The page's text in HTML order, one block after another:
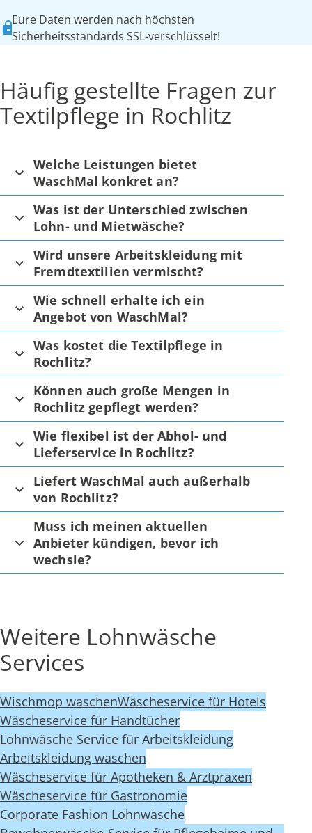
Eure Daten werden nach höchsten
Sicherheitsstandards SSL-verschlüsselt!
Häufig gestellte Fragen zur
Textilpflege in Rochlitz
Welche Leistungen bietet
WaschMal konkret an?
Was ist der Unterschied zwischen
Lohn- und Mietwäsche?
Wird unsere Arbeitskleidung mit
Fremdtextilien vermischt?
Wie schnell erhalte ich ein
Angebot von WaschMal?
Was kostet die Textilpflege in
Rochlitz?
Können auch große Mengen in
Rochlitz gepflegt werden?
Wie flexibel ist der Abhol- und
Lieferservice in Rochlitz?
Liefert WaschMal auch außerhalb
von Rochlitz?
Muss ich meinen aktuellen
Anbieter kündigen, bevor ich
wechsle?
Weitere Lohnwäsche
Services
Wischmop waschenWäscheservice für Hotels
Wäscheservice für Handtücher
Lohnwäsche Service für Arbeitskleidung
Arbeitskleidung waschen
Wäscheservice für Apotheken & Arztpraxen
Wäscheservice für Gastronomie
Corporate Fashion Lohnwäsche